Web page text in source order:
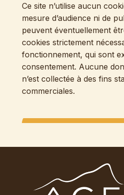
Ce site n’utilise aucun
mesure d’audience ni de
peuvent éventuellement
cookies strictement
fonctionnement, qui sont
consentement. Aucune
n’est collectée à des fins
commerciales.